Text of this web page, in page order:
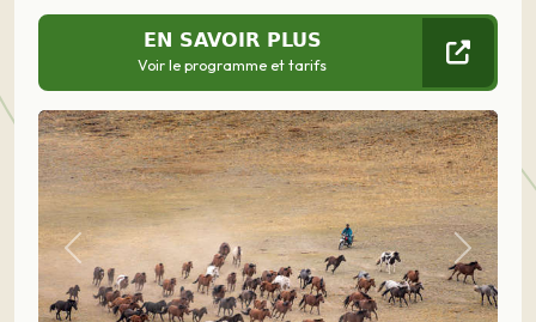
EN SAVOIR PLUS
Voir le programme et tarifs
Précédent Suivant